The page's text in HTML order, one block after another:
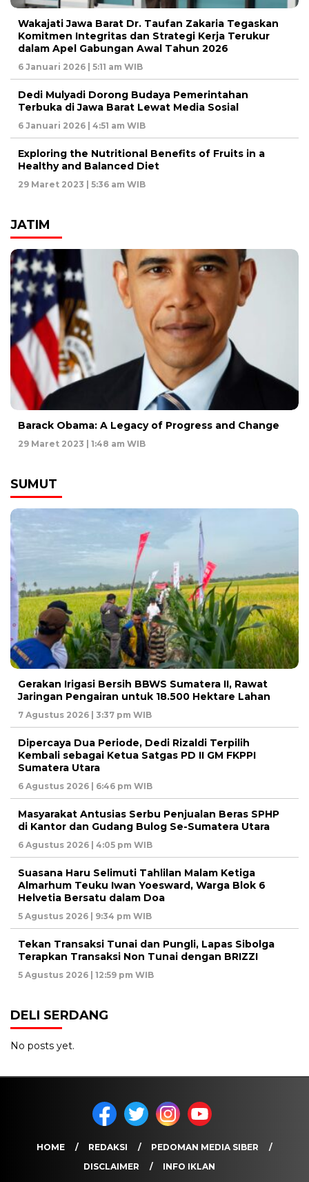
Wakajati Jawa Barat Dr. Taufan Zakaria Tegaskan
Komitmen Integritas dan Strategi Kerja Terukur
dalam Apel Gabungan Awal Tahun 2026
6 Januari 2026 | 5:11 am WIB
Dedi Mulyadi Dorong Budaya Pemerintahan
Terbuka di Jawa Barat Lewat Media Sosial
6 Januari 2026 | 4:51 am WIB
Exploring the Nutritional Benefits of Fruits in a
Healthy and Balanced Diet
29 Maret 2023 | 5:36 am WIB
JATIM
Barack Obama: A Legacy of Progress and Change
29 Maret 2023 | 1:48 am WIB
SUMUT
Gerakan Irigasi Bersih BBWS Sumatera II, Rawat
Jaringan Pengairan untuk 18.500 Hektare Lahan
7 Agustus 2026 | 3:37 pm WIB
Dipercaya Dua Periode, Dedi Rizaldi Terpilih
Kembali sebagai Ketua Satgas PD II GM FKPPI
Sumatera Utara
6 Agustus 2026 | 6:46 pm WIB
Masyarakat Antusias Serbu Penjualan Beras SPHP
di Kantor dan Gudang Bulog Se-Sumatera Utara
6 Agustus 2026 | 4:05 pm WIB
Suasana Haru Selimuti Tahlilan Malam Ketiga
Almarhum Teuku Iwan Yoesward, Warga Blok 6
Helvetia Bersatu dalam Doa
5 Agustus 2026 | 9:34 pm WIB
Tekan Transaksi Tunai dan Pungli, Lapas Sibolga
Terapkan Transaksi Non Tunai dengan BRIZZI
5 Agustus 2026 | 12:59 pm WIB
DELI SERDANG
No posts yet.
HOME REDAKSI
PEDOMAN MEDIA SIBER
DISCLAIMER
INFO IKLAN